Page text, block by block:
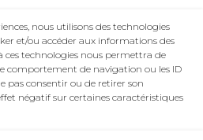
nous utilisons des technologies
et/ou accéder aux informations des
ces technologies nous permettra de
comportement de navigation ou les ID
pas consentir ou de retirer son
négatif sur certaines caractéristiques
accepter les cookies
activer ce contenu